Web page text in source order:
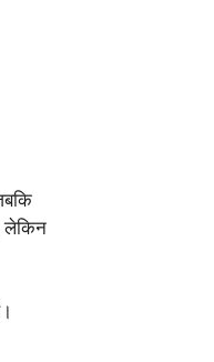
लेकिन